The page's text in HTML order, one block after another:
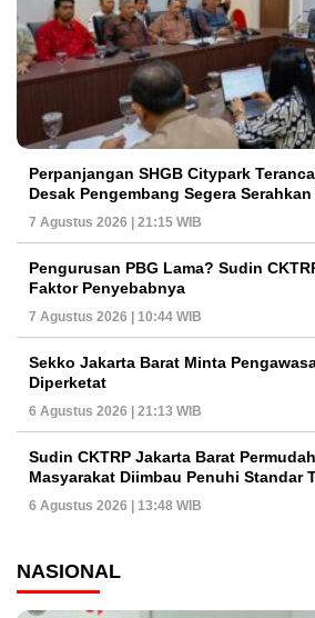
Perpanjangan SHGB Citypark
Desak Pengembang Segera
7 Agustus 2026 | 21:15 WIB
Pengurusan PBG Lama? Sudin
Faktor Penyebabnya
7 Agustus 2026 | 10:44 WIB
Sekko Jakarta Barat Minta
Diperketat
6 Agustus 2026 | 21:13 WIB
Sudin CKTRP Jakarta Barat
Masyarakat Diimbau Penuhi Standar
6 Agustus 2026 | 13:48 WIB
NASIONAL